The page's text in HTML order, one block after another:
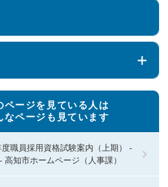
ページを見ている人は
なページも見ています
度職員採用資格試験案内（上期） -
知市ホームページ（人事課）